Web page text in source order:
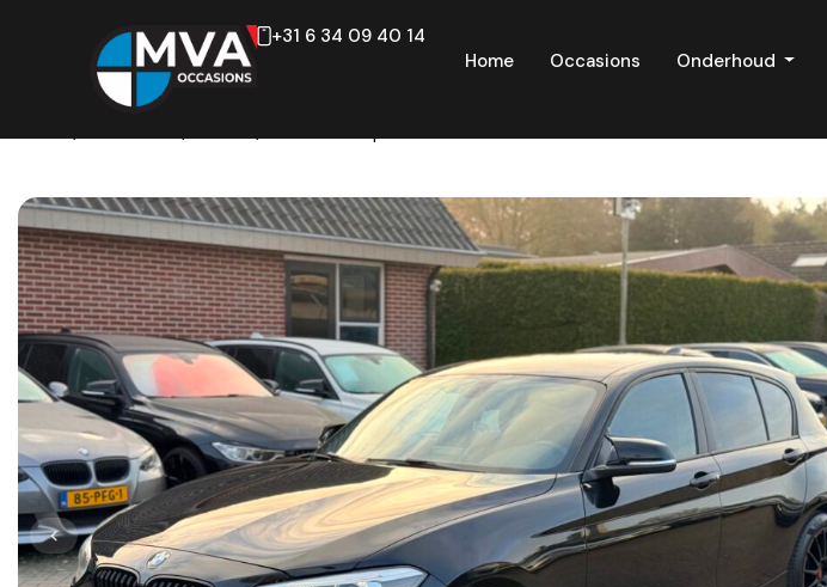
+31 6 34 09 40 14
Home
Occasions Onderhoud